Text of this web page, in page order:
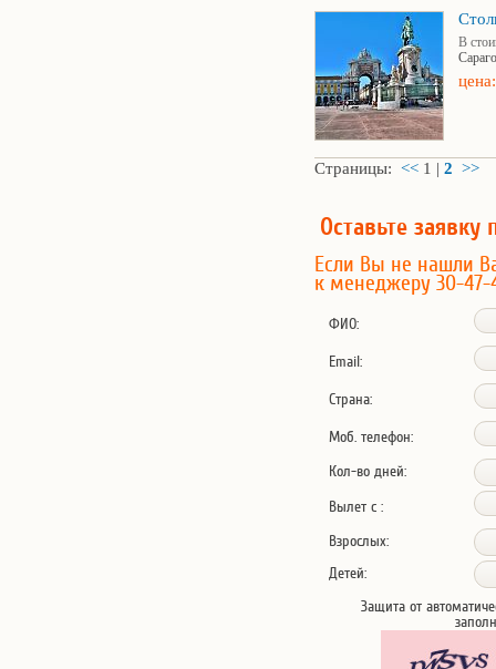
В
Страницы: << 1 | 2 >>
Оставьте заявку
Если Вы не нашли
к менеджеру 30-47-
ФИО:
Email:
Страна:
Моб. телефон:
Кол-во дней:
Вылет с :
Взрослых:
Детей:
Защита от